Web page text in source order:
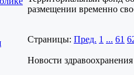
размещении временно
Страницы: Пред. 1 ... 61
Новости здравоохранения